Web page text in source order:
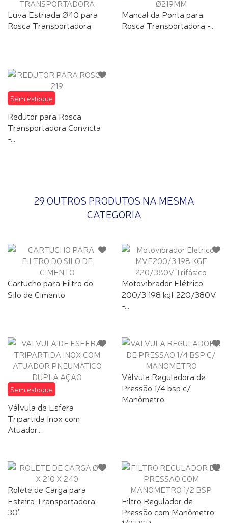
Luva Estriada Ø40 para
Rosca Transportadora
Mancal da Ponta para
Rosca Transportadora -...
Sem estoque
Redutor para Rosca
Transportadora Convicta
-...
29 OUTROS PRODUTOS NA MESMA
CATEGORIA
Cartucho para Filtro do
Silo de Cimento
Motovibrador Elétrico
200/3 198 kgf 220/380V
-...
Sem estoque
Válvula de Esfera
Tripartida Inox com
Atuador...
Válvula Reguladora de
Pressão 1/4 bsp c/
Manômetro
Rolete de Carga para
Esteira Transportadora
30''
Filtro Regulador de
Pressão com Manômetro